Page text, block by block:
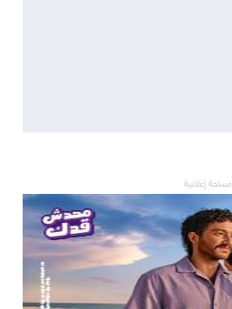
مساحة إعلانية